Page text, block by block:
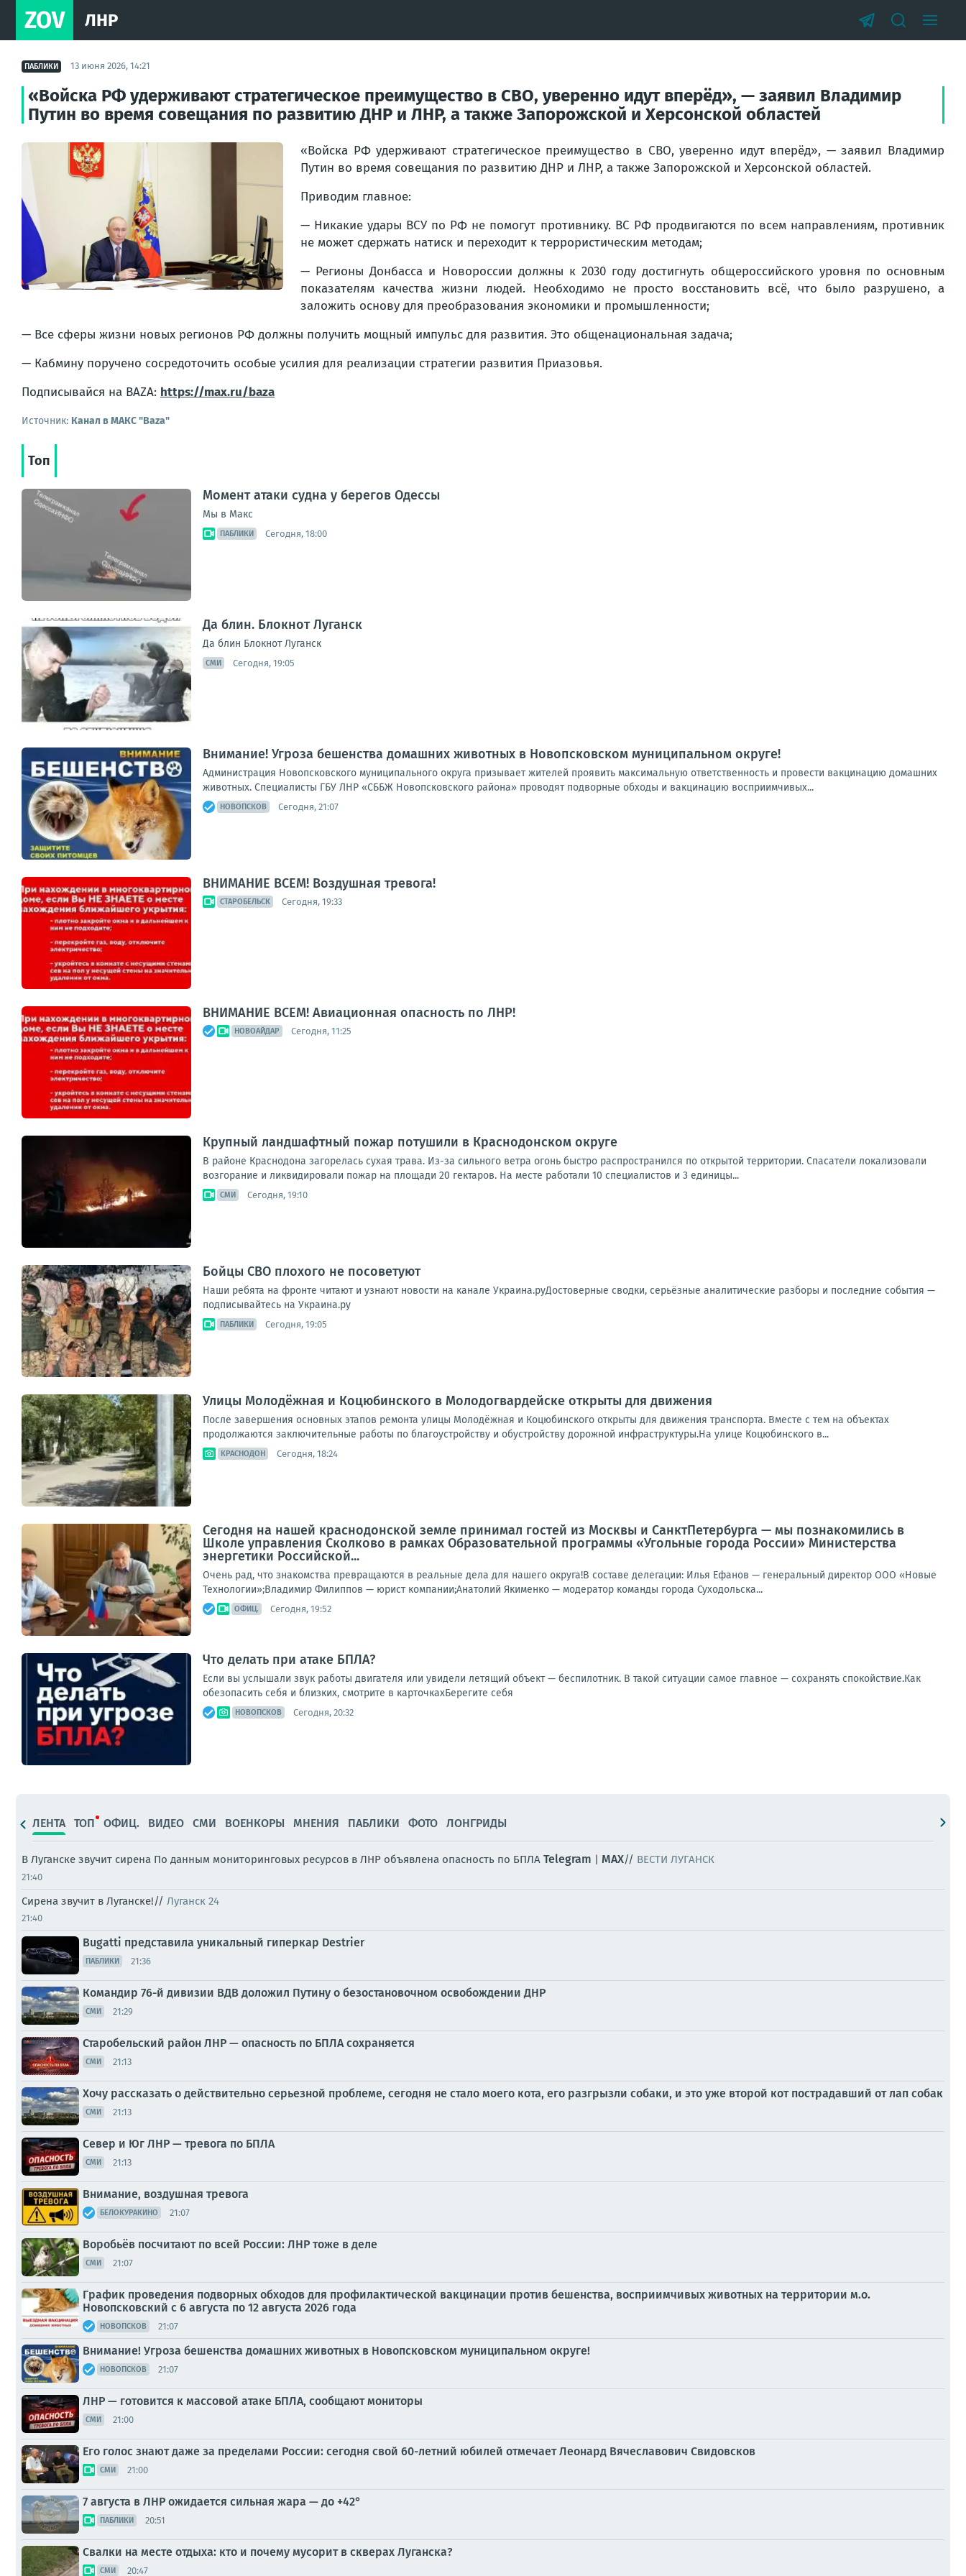
ZOV ЛНР
ПАБЛИКИ 13 июня 2026, 14:21
«Войска РФ удерживают стратегическое преимущество в СВО, уверенно идут вперёд», — заявил Владимир
Путин во время совещания по развитию ДНР и ЛНР, а также Запорожской и Херсонской областей
«Войска РФ удерживают стратегическое преимущество в СВО, уверенно идут вперёд», — заявил Владимир
Путин во время совещания по развитию ДНР и ЛНР, а также Запорожской и Херсонской областей.
Приводим главное:
— Никакие удары ВСУ по РФ не помогут противнику. ВС РФ продвигаются по всем направлениям, противник
не может сдержать натиск и переходит к террористическим методам;
— Регионы Донбасса и Новороссии должны к 2030 году достигнуть общероссийского уровня по основным
показателям качества жизни людей. Необходимо не просто восстановить всё, что было разрушено, а
заложить основу для преобразования экономики и промышленности;
— Все сферы жизни новых регионов РФ должны получить мощный импульс для развития. Это общенациональная задача;
— Кабмину поручено сосредоточить особые усилия для реализации стратегии развития Приазовья.
Подписывайся на BAZA: https://max.ru/baza
Источник: Канал в МАКС "Baza"
Топ
Момент атаки судна у берегов Одессы
Мы в Макс
ПАБЛИКИ Сегодня, 18:00
Да блин. Блокнот Луганск
Да блин Блокнот Луганск
СМИ Сегодня, 19:05
Внимание! Угроза бешенства домашних животных в Новопсковском муниципальном округе!
Администрация Новопсковского муниципального округа призывает жителей проявить максимальную ответственность и провести вакцинацию домашних
животных. Специалисты ГБУ ЛНР «СББЖ Новопсковского района» проводят подворные обходы и вакцинацию восприимчивых...
НОВОПСКОВ Сегодня, 21:07
ВНИМАНИЕ ВСЕМ! Воздушная тревога!
СТАРОБЕЛЬСК Сегодня, 19:33
ВНИМАНИЕ ВСЕМ! Авиационная опасность по ЛНР!
НОВОАЙДАР Сегодня, 11:25
Крупный ландшафтный пожар потушили в Краснодонском округе
В районе Краснодона загорелась сухая трава. Из-за сильного ветра огонь быстро распространился по открытой территории. Спасатели локализовали
возгорание и ликвидировали пожар на площади 20 гектаров. На месте работали 10 специалистов и 3 единицы...
СМИ Сегодня, 19:10
Бойцы СВО плохого не посоветуют
Наши ребята на фронте читают и узнают новости на канале Украина.руДостоверные сводки, серьёзные аналитические разборы и последние события —
подписывайтесь на Украина.ру
ПАБЛИКИ Сегодня, 19:05
Улицы Молодёжная и Коцюбинского в Молодогвардейске открыты для движения
После завершения основных этапов ремонта улицы Молодёжная и Коцюбинского открыты для движения транспорта. Вместе с тем на объектах
продолжаются заключительные работы по благоустройству и обустройству дорожной инфраструктуры.На улице Коцюбинского в...
КРАСНОДОН Сегодня, 18:24
Сегодня на нашей краснодонской земле принимал гостей из Москвы и СанктПетербурга — мы познакомились в
Школе управления Сколково в рамках Образовательной программы «Угольные города России» Министерства
энергетики Российской...
Очень рад, что знакомства превращаются в реальные дела для нашего округа!В составе делегации: Илья Ефанов — генеральный директор ООО «Новые
Технологии»;Владимир Филиппов — юрист компании;Анатолий Якименко — модератор команды города Суходольска...
ОФИЦ. Сегодня, 19:52
Что делать при атаке БПЛА?
Если вы услышали звук работы двигателя или увидели летящий объект — беспилотник. В такой ситуации самое главное — сохранять спокойствие.Как
обезопасить себя и близких, смотрите в карточкахБерегите себя
НОВОПСКОВ Сегодня, 20:32
ЛЕНТА ТОП ОФИЦ. ВИДЕО СМИ ВОЕНКОРЫ МНЕНИЯ ПАБЛИКИ ФОТО ЛОНГРИДЫ
В Луганске звучит сирена По данным мониторинговых ресурсов в ЛНР объявлена опасность по БПЛА Telegram | MAX// ВЕСТИ ЛУГАНСК
21:40
Сирена звучит в Луганске!// Луганск 24
21:40
Bugatti представила уникальный гиперкар Destrier
ПАБЛИКИ 21:36
Командир 76-й дивизии ВДВ доложил Путину о безостановочном освобождении ДНР
СМИ 21:29
Старобельский район ЛНР — опасность по БПЛА сохраняется
СМИ 21:13
Хочу рассказать о действительно серьезной проблеме, сегодня не стало моего кота, его разгрызли собаки, и это уже второй кот пострадавший от лап собак
СМИ 21:13
Север и Юг ЛНР — тревога по БПЛА
СМИ 21:13
Внимание, воздушная тревога
БЕЛОКУРАКИНО 21:07
Воробьёв посчитают по всей России: ЛНР тоже в деле
СМИ 21:07
График проведения подворных обходов для профилактической вакцинации против бешенства, восприимчивых животных на территории м.о.
Новопсковский с 6 августа по 12 августа 2026 года
НОВОПСКОВ 21:07
Внимание! Угроза бешенства домашних животных в Новопсковском муниципальном округе!
НОВОПСКОВ 21:07
ЛНР — готовится к массовой атаке БПЛА, сообщают мониторы
СМИ 21:00
Его голос знают даже за пределами России: сегодня свой 60-летний юбилей отмечает Леонард Вячеславович Свидовсков
СМИ 21:00
7 августа в ЛНР ожидается сильная жара — до +42°
ПАБЛИКИ 20:51
Свалки на месте отдыха: кто и почему мусорит в скверах Луганска?
СМИ 20:47